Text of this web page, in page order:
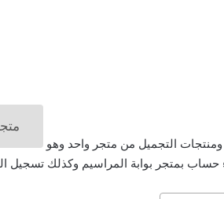
التجميل من متجر واحد وهو
بمتجر بوابة المراسيم وكذلك تسجيل